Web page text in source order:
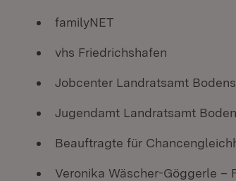
familyNET
vhs Friedrichshafen
Jobcenter Landratsamt
Jugendamt Landratsamt
Beauftragte für
Veronika Wäscher-Göggerle –